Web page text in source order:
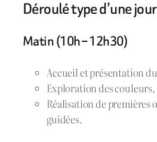
Déroulé type d’une
Matin (10h – 12h30)
Accueil et présentation
Exploration des
Réalisation de premières
guidées.